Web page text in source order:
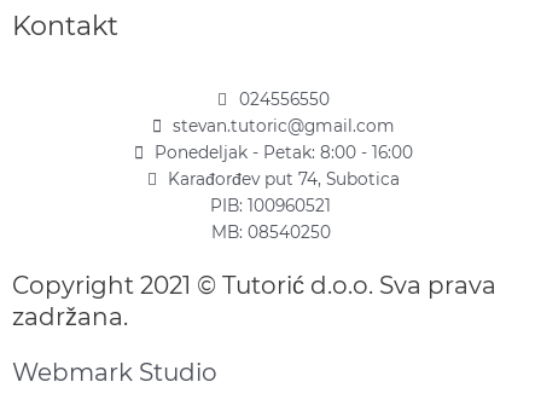
Kontakt
024556550
stevan.tutoric@gmail.com
Ponedeljak - Petak: 8:00 - 16:00
Karađorđev put 74, Subotica
PIB: 100960521
MB: 08540250
Copyright 2021 © Tutorić d.o.o. Sva prava
zadržana.
Webmark Studio